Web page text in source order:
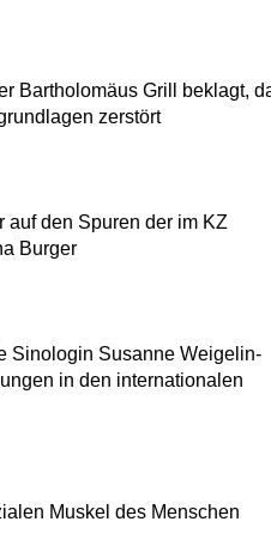
Bartholomäus Grill beklagt,
zerstört
den Spuren der im KZ
Burger
Sinologin Susanne Weigelin-
in den internationalen
Muskel des Menschen